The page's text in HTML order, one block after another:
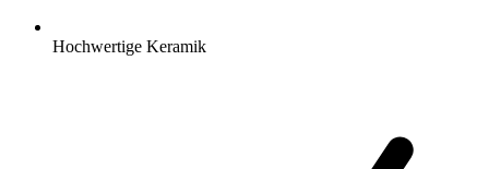
Hochwertige Keramik